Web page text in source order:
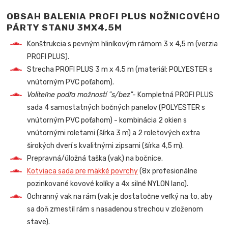
OBSAH BALENIA PROFI PLUS NOŽNICOVÉHO
PÁRTY STANU 3MX4,5M
Konštrukcia s pevným hliníkovým rámom 3 x 4,5 m (verzia
PROFI PLUS).
Strecha PROFI PLUS 3 m x 4,5 m (materiál: POLYESTER s
vnútorným PVC poťahom).
Voliteľne podľa možností "s/bez"- Kompletná PROFI PLUS
sada 4 samostatných bočných panelov (POLYESTER s
vnútorným PVC poťahom) - kombinácia 2 okien s
vnútornými roletami (šírka 3 m) a 2 roletových extra
širokých dverí s kvalitnými zipsami (šírka 4,5 m).
Prepravná/úložná taška (vak) na bočnice.
Kotviaca sada pre mäkké povrchy(8x profesionálne
pozinkované kovové kolíky a 4x silné NYLON lano).
Ochranný vak na rám (vak je dostatočne veľký na to, aby
sa doň zmestil rám s nasadenou strechou v zloženom
stave).